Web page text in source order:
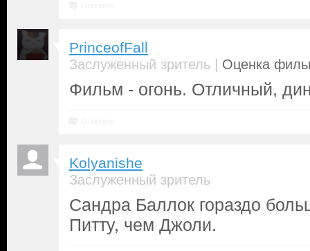
PrinceofFall
Заслуженный зритель | Оценка
Фильм - огонь. Отличный,
Kolyanishe
Заслуженный зритель
Сандра Баллок гораздо
Питту, чем Джоли.